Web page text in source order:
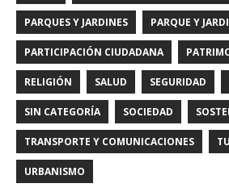
PARQUES Y JARDINES PARQUE Y
PARTICIPACIÓN CIUDADANA
RELIGIÓN SALUD SEGURIDAD
SIN CATEGORÍA SOCIEDAD
TRANSPORTE Y COMUNICACIONES
URBANISMO